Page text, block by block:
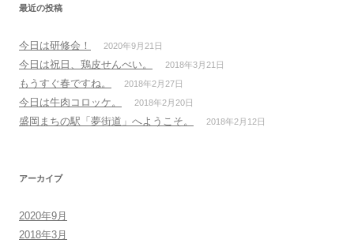
最近の投稿
今日は研修会！ 2020年9月21日
今日は祝日、鶏皮せんべい。 2018年3月21日
もうすぐ春ですね。 2018年2月27日
今日は牛肉コロッケ。 2018年2月20日
盛岡まちの駅「夢街道」へようこそ。 2018年2月12日
アーカイブ
2020年9月
2018年3月